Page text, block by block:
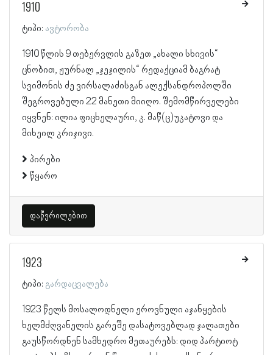
1910
ტიპი: ავტორობა
1910 წლის 9 თებერვლის გაზეთ „ახალი სხივის“
ცნობით, ჟურნალ „ჯეჯილის“ რედაქციამ ბაგრატ
სვიმონის ძე ვირსალაძისგან ალექსანდროპოლში
შეგროვებული 22 მანეთი მიიღო. შემომწირველები
იყვნენ: ილია ფიცხელაური, კ. მაწ(ც)უკატოვი და
მიხეილ კრიჯივი.
პირები
წყარო
დაწვრილებით
1923
ტიპი: გარდაცვალება
1923 წელს მოსალოდნელი ეროვნული აჯანყების
ხელმძღვანელის გარეშე დასატოვებლად ჯალათები
გაუსწორდნენ სამხედრო მეთაურებს: დიდ პარტიოტ